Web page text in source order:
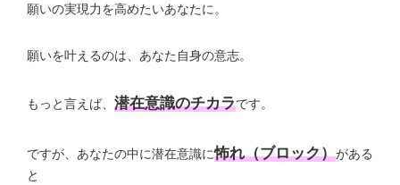
願いの実現力を高めたいあなたに。
願いを叶えるのは、あなた自身の意志。
もっと言えば、 潜在意識のチカラです。
ですが、あなたの中に潜在意識に怖れ（ブロック）がある
と